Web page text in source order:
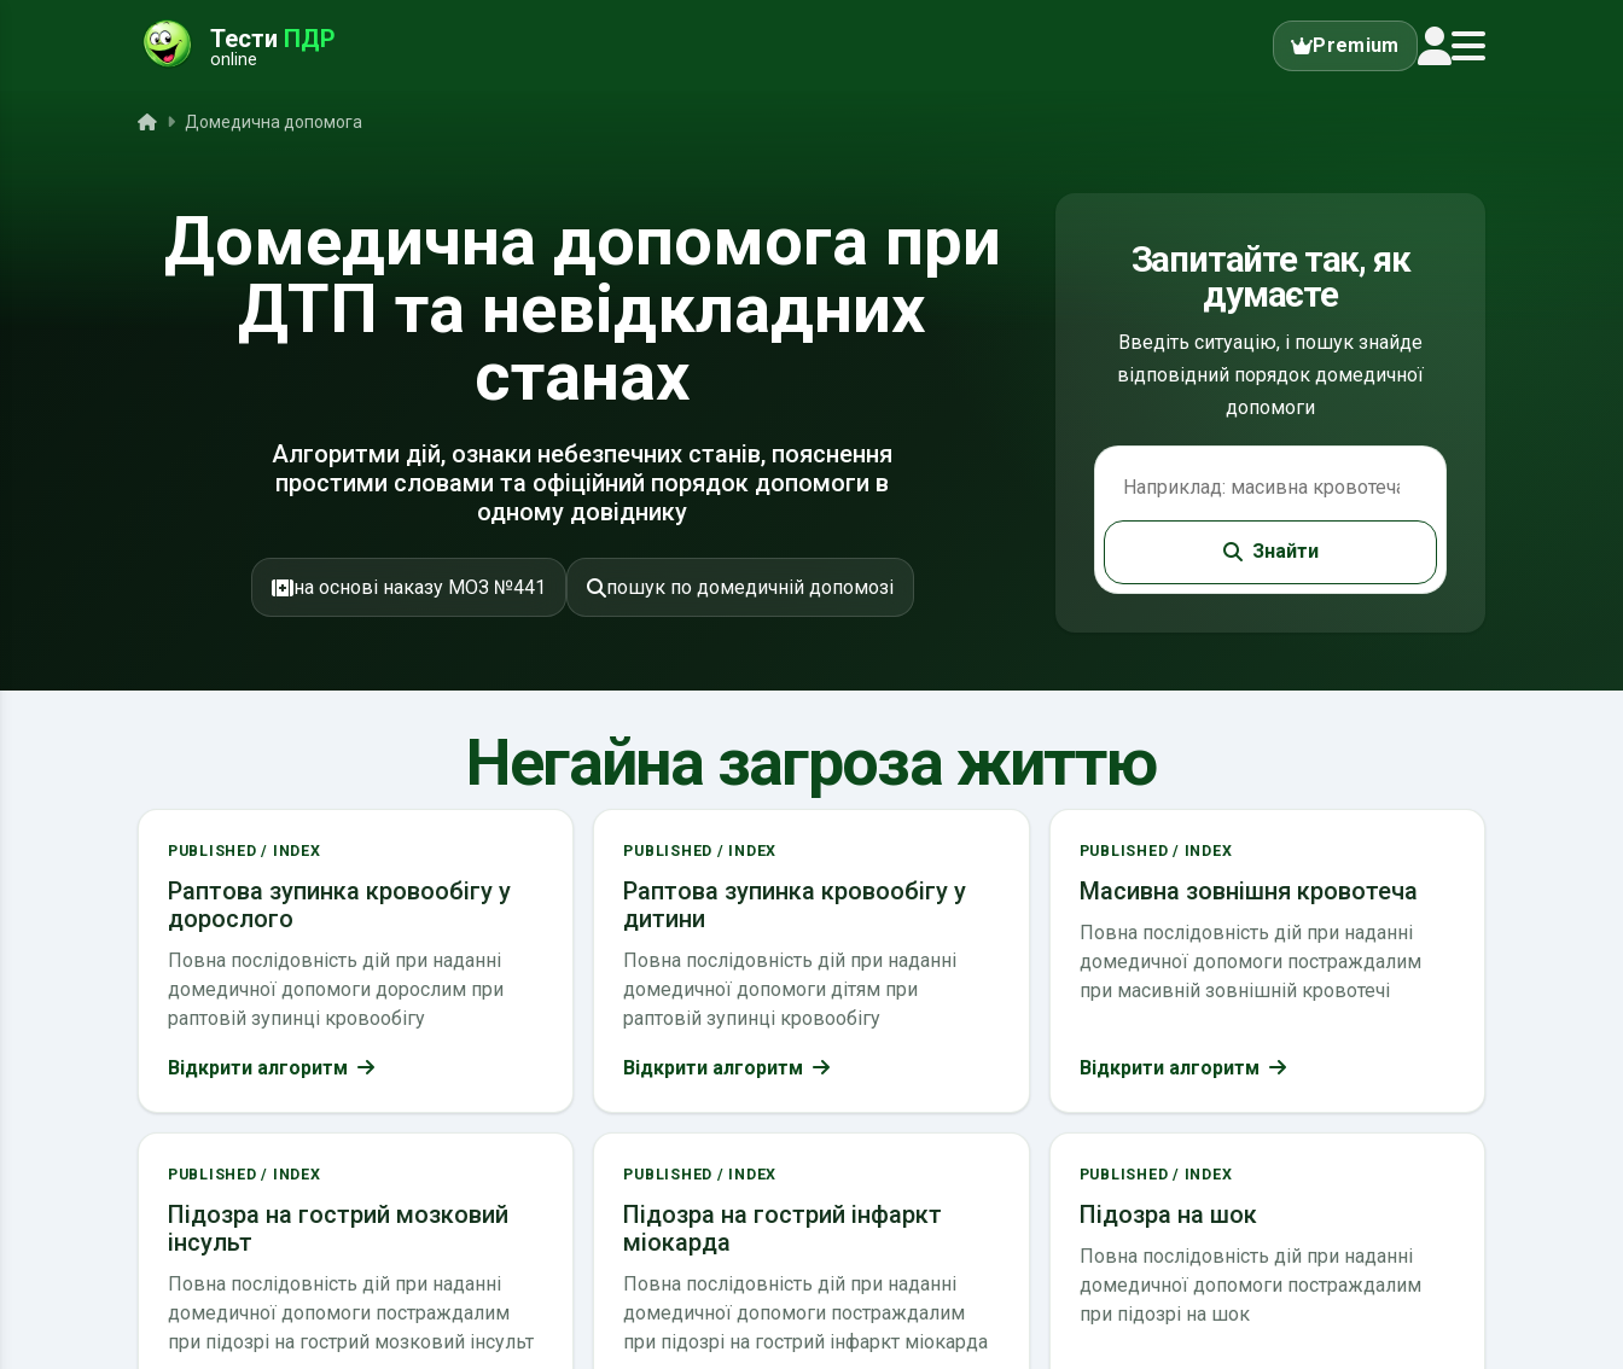
Тести ПДР
online
Premium
ГоловнаДомедична допомога
Домедична допомога при
ДТП та невідкладних
станах
Алгоритми дій, ознаки небезпечних станів, пояснення
простими словами та офіційний порядок допомоги в
одному довіднику
на основі наказу МОЗ №441 пошук по домедичній допомозі
Запитайте так, як
думаєте
Введіть ситуацію, і пошук знайде
відповідний порядок домедичної
допомоги
Знайти
Негайна загроза життю
PUBLISHED / INDEX
Раптова зупинка кровообігу у
дорослого
Повна послідовність дій при наданні
домедичної допомоги дорослим при
раптовій зупинці кровообігу
Відкрити алгоритм
PUBLISHED / INDEX
Раптова зупинка кровообігу у
дитини
Повна послідовність дій при наданні
домедичної допомоги дітям при
раптовій зупинці кровообігу
Відкрити алгоритм
PUBLISHED / INDEX
Масивна зовнішня кровотеча
Повна послідовність дій при наданні
домедичної допомоги постраждалим
при масивній зовнішній кровотечі
Відкрити алгоритм
PUBLISHED / INDEX
Підозра на гострий мозковий
інсульт
Повна послідовність дій при наданні
домедичної допомоги постраждалим
при підозрі на гострий мозковий інсульт
PUBLISHED / INDEX
Підозра на гострий інфаркт
міокарда
Повна послідовність дій при наданні
домедичної допомоги постраждалим
при підозрі на гострий інфаркт міокарда
PUBLISHED / INDEX
Підозра на шок
Повна послідовність дій при наданні
домедичної допомоги постраждалим
при підозрі на шок